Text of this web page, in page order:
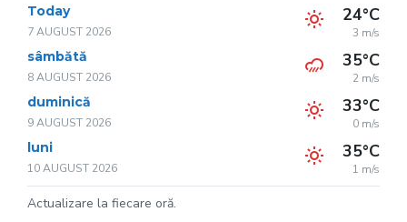
Today
7 AUGUST 2026
24°C
3 m/s
sâmbătă
8 AUGUST 2026
35°C
2 m/s
duminică
9 AUGUST 2026
33°C
0 m/s
luni
10 AUGUST 2026
35°C
1 m/s
Actualizare la fiecare oră.